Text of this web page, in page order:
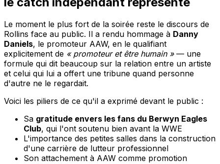
Le moment le plus fort de la soirée reste le discours de
Rollins face au public. Il a rendu hommage à Danny
Daniels, le promoteur AAW, en le qualifiant
explicitement de « promoteur et être humain »— une
formule qui dit beaucoup sur la relation entre un artiste
et celui qui lui a offert une tribune quand personne
d'autre ne le regardait.
Voici les piliers de ce qu'il a exprimé devant le public :
Sa gratitude envers les fans du Berwyn Eagles
Club, qui l'ont soutenu bien avant la WWE
L'importance des petites salles dans la construction
d'une carrière de lutteur professionnel
Son attachement à AAW comme promotion